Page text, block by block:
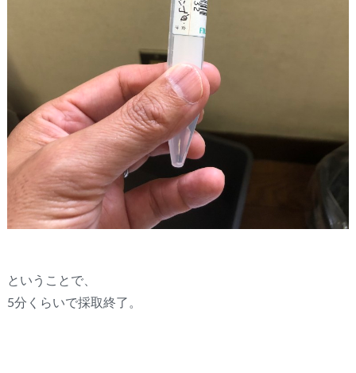
ということで、
5分くらいで採取終了。